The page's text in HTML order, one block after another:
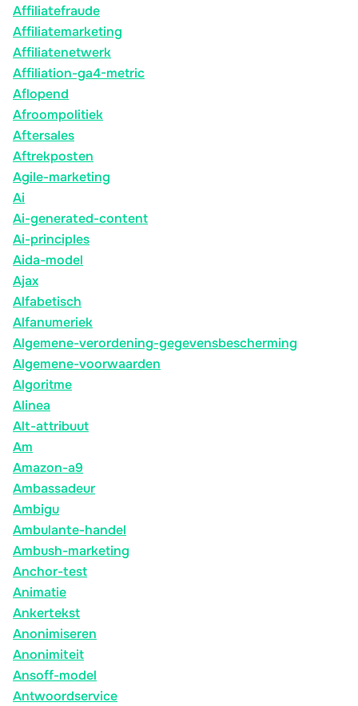
Affiliatefraude
Affiliatemarketing
Affiliatenetwerk
Affiliation-ga4-metric
Aflopend
Afroompolitiek
Aftersales
Aftrekposten
Agile-marketing
Ai
Ai-generated-content
Ai-principles
Aida-model
Ajax
Alfabetisch
Alfanumeriek
Algemene-verordening-gegevensbescherming
Algemene-voorwaarden
Algoritme
Alinea
Alt-attribuut
Am
Amazon-a9
Ambassadeur
Ambigu
Ambulante-handel
Ambush-marketing
Anchor-test
Animatie
Ankertekst
Anonimiseren
Anonimiteit
Ansoff-model
Antwoordservice